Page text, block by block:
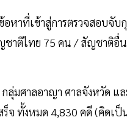
อหาที่เข้าสู่การตรวจสอบจับ
ชาติไทย 75 คน / สัญชาติอื่
ลุ่มศาลอาญา ศาลจังหวัด แ
จ ทั้งหมด 4,830 คดี (คิดเป็